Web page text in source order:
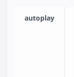
autoplay